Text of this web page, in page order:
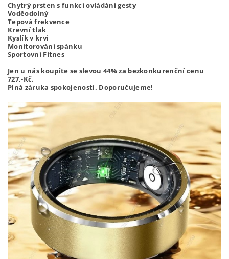
Chytrý prsten s funkcí ovládání gesty
Voděodolný
Tepová frekvence
Krevní tlak
Kyslík v krvi
Monitorování spánku
Sportovní Fitnes
Jen u nás koupíte se slevou 44% za bezkonkurenční cenu
727,-Kč.
Plná záruka spokojenosti. Doporučujeme!